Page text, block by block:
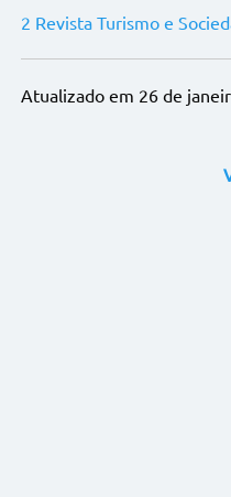
2 Revista Turismo e
Atualizado em 26 de